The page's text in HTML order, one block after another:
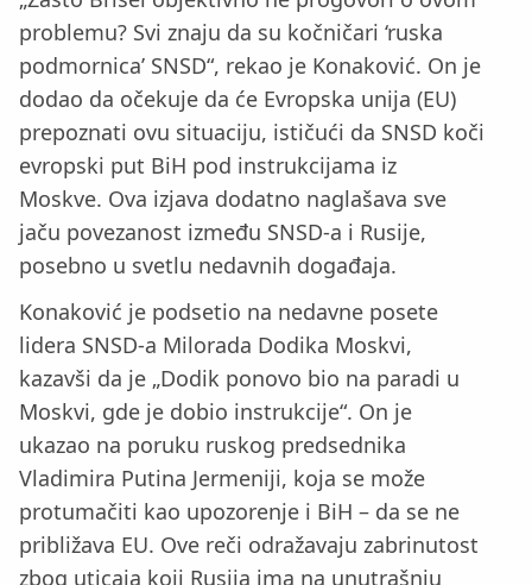
problemu? Svi znaju da su kočničari ‘ruska
podmornica’ SNSD“, rekao je Konaković. On je
dodao da očekuje da će Evropska unija (EU)
prepoznati ovu situaciju, ističući da SNSD koči
evropski put BiH pod instrukcijama iz
Moskve. Ova izjava dodatno naglašava sve
jaču povezanost između SNSD-a i Rusije,
posebno u svetlu nedavnih događaja.
Konaković je podsetio na nedavne posete
lidera SNSD-a Milorada Dodika Moskvi,
kazavši da je „Dodik ponovo bio na paradi u
Moskvi, gde je dobio instrukcije“. On je
ukazao na poruku ruskog predsednika
Vladimira Putina Jermeniji, koja se može
protumačiti kao upozorenje i BiH – da se ne
približava EU. Ove reči odražavaju zabrinutost
zbog uticaja koji Rusija ima na unutrašnju